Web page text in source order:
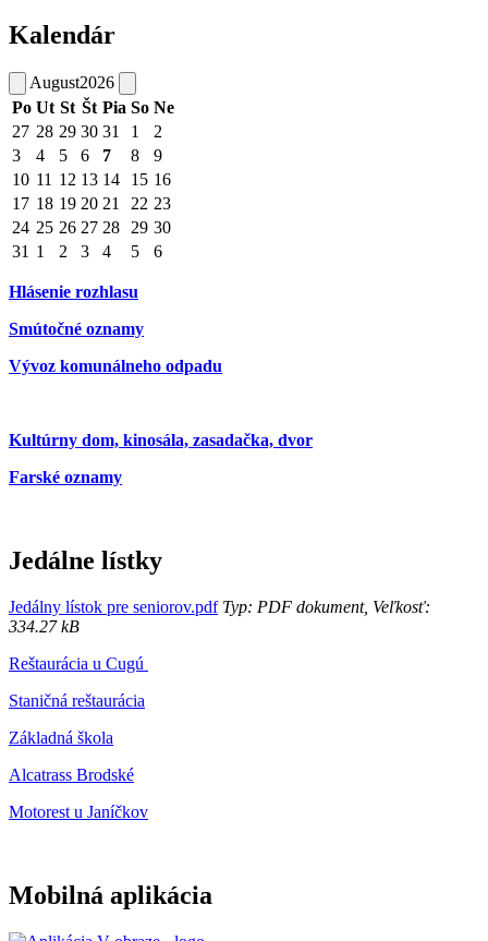
Kalendár
August2026
Po Ut St Št Pia So Ne
27 28 29 30 31 1
2
3
4 5 6 7 8
9
10 11 12 13 14 15 16
17 18 19 20 21 22 23
24 25 26 27 28 29 30
31 1 2 3 4 5 6
Hlásenie rozhlasu
Smútočné oznamy
Vývoz komunálneho odpadu
Kultúrny dom, kinosála, zasadačka, dvor
Farské oznamy
Jedálne lístky
Jedálny lístok pre seniorov.pdfTyp: PDF dokument, Veľkosť:
334.27 kB
Reštaurácia u Cugú
Staničná reštaurácia
Základná škola
Alcatrass Brodské
Motorest u Janíčkov
Mobilná aplikácia